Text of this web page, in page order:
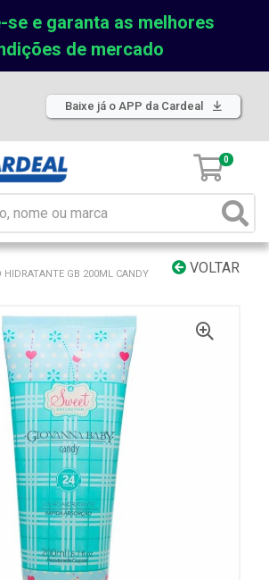
se e garanta as melhores
de mercado
Baixe já o APP da Cardeal
0
VOLTAR
HIDRATANTE GB 200ML CANDY